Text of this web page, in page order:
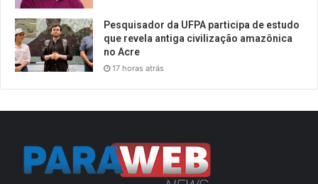
Pesquisador da UFPA participa de estudo
que revela antiga civilização amazônica
no Acre
17 horas atrás